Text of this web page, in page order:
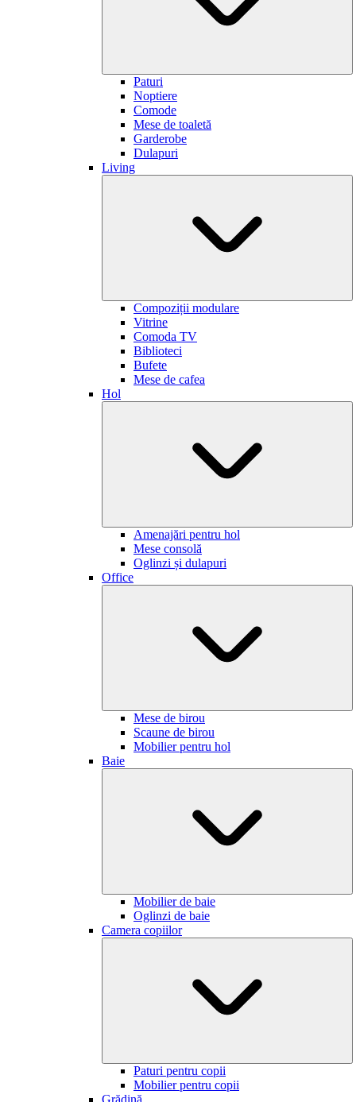
Paturi
Noptiere
Comode
Mese de toaletă
Garderobe
Dulapuri
Living
Compoziții modulare
Vitrine
Comoda TV
Biblioteci
Bufete
Mese de cafea
Hol
Amenajări pentru hol
Mese consolă
Oglinzi și dulapuri
Office
Mese de birou
Scaune de birou
Mobilier pentru hol
Baie
Mobilier de baie
Oglinzi de baie
Camera copiilor
Paturi pentru copii
Mobilier pentru copii
Grădină